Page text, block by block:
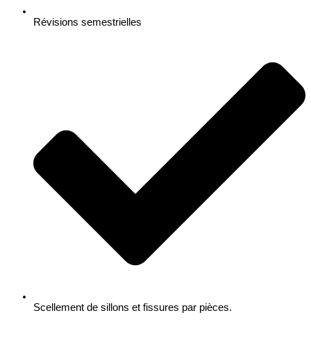
Révisions semestrielles
Scellement de sillons et fissures par pièces.